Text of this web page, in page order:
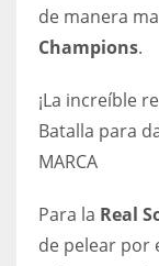
de manera
Champions.
¡La increíble
Batalla para
MARCA
Para la Real
de pelear por